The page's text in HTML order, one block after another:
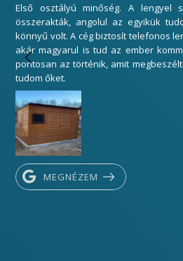
Első osztályú minőség. A lengyel
összerakták, angolul az egyikük
könnyű volt. A cég biztosít telefonos
akár magyarul is tud az ember
pontosan az történik, amit
tudom őket.
MEGNÉZEM